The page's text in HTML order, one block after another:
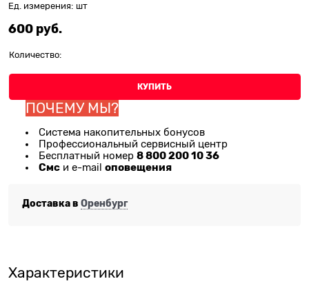
Ед. измерения: шт
600 руб.
Количество:
КУПИТЬ
ПОЧЕМУ МЫ?
Система накопительных бонусов
Профессиональный сервисный центр
Бесплатный номер 8 800 200 10 36
Смс и e-mail оповещения
Доставка в Оренбург
Характеристики